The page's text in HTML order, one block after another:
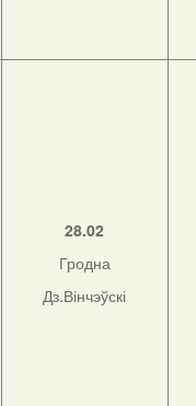
28.02
Гродна
Дз.Вінчэўскі